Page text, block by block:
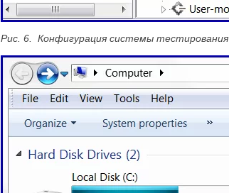
Рис. 6. Конфигурация системы тестирования